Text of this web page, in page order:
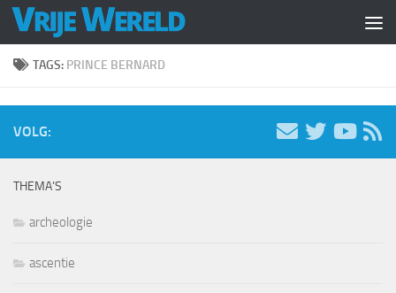
Doorgaan naar inhoud
TAGS: PRINCE BERNARD
VOLG:
THEMA’S
archeologie
ascentie